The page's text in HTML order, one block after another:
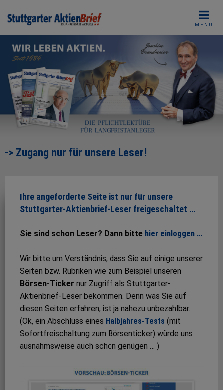
MENU
-> Zugang nur für unsere Leser!
Ihre angeforderte Seite ist nur für unsere
Stuttgarter-Aktienbrief-Leser freigeschaltet …
Sie sind schon Leser? Dann bitte hier einloggen …
Wir bitte um Verständnis, dass Sie auf einige unserer
Seiten bzw. Rubriken wie zum Beispiel unseren
Börsen-Ticker nur Zugriff als Stuttgarter-
Aktienbrief-Leser bekommen. Denn was Sie auf
diesen Seiten erfahren, ist ja nahezu unbezahlbar.
(Ok, ein Abschluss eines Halbjahres-Tests (mit
Sofortfreischaltung zum Börsenticker) würde uns
ausnahmsweise auch schon genügen … )